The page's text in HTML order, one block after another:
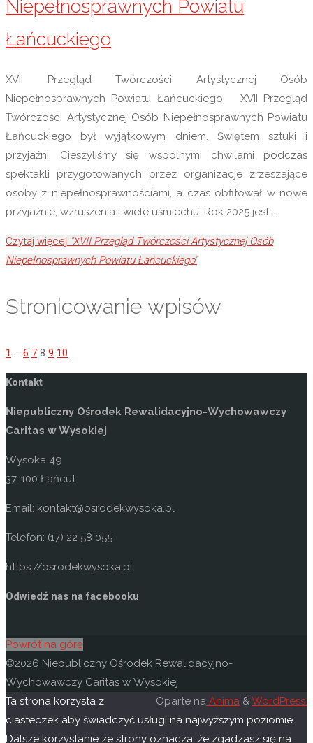
Niepełnosprawnych Powiatu
Łańcuckiego
XVII Przegląd Twórczości Artystycznej Osób
Niepełnosprawnych Powiatu Łańcuckiego XVII Przegląd
Twórczości Artystycznej Osób Niepełnosprawnych Powiatu
Łańcuckiego był wyjątkowym dniem. Świętem sztuki i
przyjaźni. Cieszyliśmy się wspólnymi chwilami podczas
spektakli przygotowanych przez organizacje zrzeszające
osoby z niepełnosprawnościami, a czas obfitował w nowe
przyjaźnie, wzruszenia i wiele uśmiechu. Rok 2025 jest …
Czytaj więcej "XVII Przegląd Twórczości Artystycznej Osób
Niepełnosprawnych Powiatu Łańcuckiego"
Stronicowanie wpisów
1 … 6 7 8 9 10
Kontakt
Niepubliczny Ośrodek Rewalidacyjno-Wychowawczy
Caritas w Wysokiej
Wysoka 49
37-100 Łańcut
Email: kontakt@osrodekwysoka.pl
Telefon: (17) 22 58 055
https://osrodekwysoka.pl
Odwiedź nas na facebooku
Powrót na górę
©2026 Niepubliczny Ośrodek Rewalidacyjno-
Wychowawczy Caritas w Wysokiej
Oparte na Anima &WordPress.
Ta strona korzysta z
ciasteczek aby świadczyć usługi na najwyższym poziomie.
Dalsze korzystanie ze strony oznacza, że zgadzasz się na